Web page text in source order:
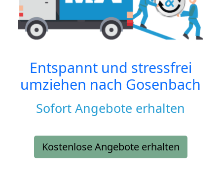
Entspannt und stressfrei
umziehen nach Gosenbach
Sofort Angebote erhalten
Kostenlose Angebote erhalten